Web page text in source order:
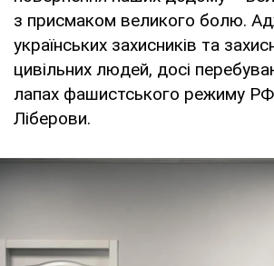
з присмаком великого болю.
українських захисників та
цивільних людей, досі
лапах фашистського режиму
Ліберови.